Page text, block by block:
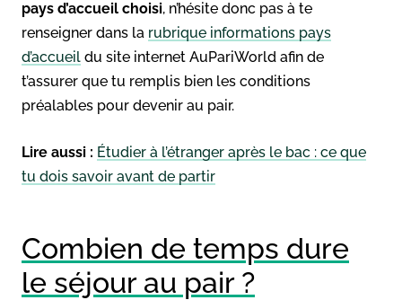
pays d’accueil choisi, n’hésite donc pas à te
renseigner dans la rubrique informations pays
d’accueil du site internet AuPariWorld afin de
t’assurer que tu remplis bien les conditions
préalables pour devenir au pair.
Lire aussi : Étudier à l’étranger après le bac : ce que
tu dois savoir avant de partir
Combien de temps dure
le séjour au pair ?